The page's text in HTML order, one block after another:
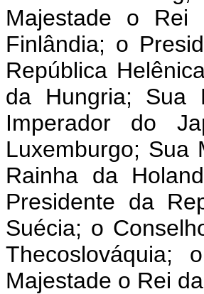
Majestade o Rei
Finlândia; o
República
da Hungria; Sua
Imperador do
Luxemburgo; Sua
Rainha da
Presidente da
Suécia; o
Thecoslováquia;
Majestade o Rei